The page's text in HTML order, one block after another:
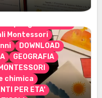
Montessori
DOWNLOAD
GEOGRAFIA
chimica
PER ETA'